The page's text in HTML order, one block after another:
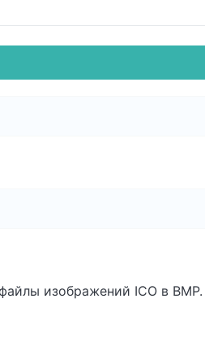
изображений ICO в BMP.